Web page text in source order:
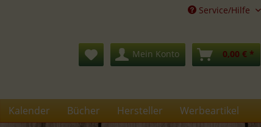
Service/Hilfe
Mein Konto 0,00 € *
Kalender Bücher Hersteller Werbeartikel